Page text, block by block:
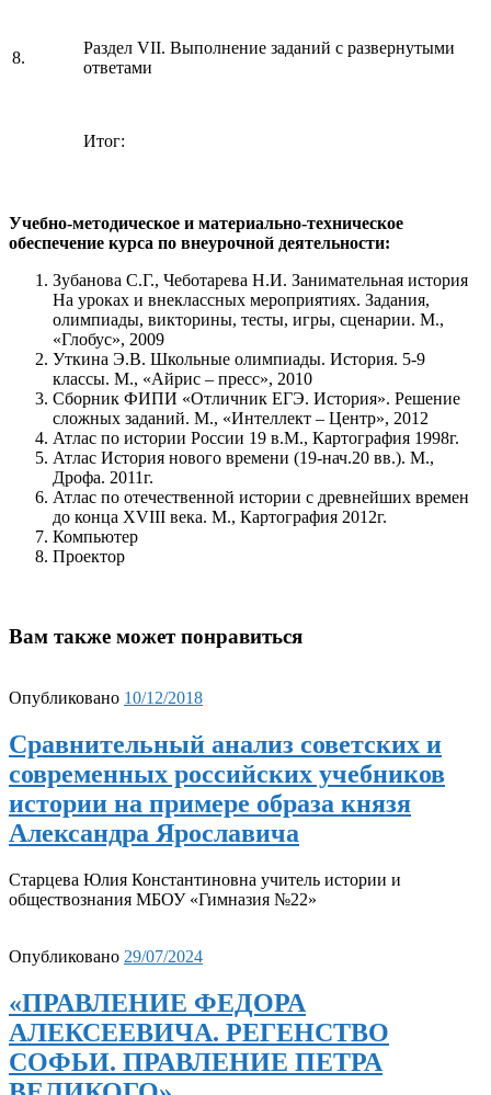
8.
Раздел VII. Выполнение заданий с развернутыми
ответами
Итог:
Учебно-методическое и материально-техническое
обеспечение курса по внеурочной деятельности:
Зубанова С.Г., Чеботарева Н.И. Занимательная история
На уроках и внеклассных мероприятиях. Задания,
олимпиады, викторины, тесты, игры, сценарии. М.,
«Глобус», 2009
Уткина Э.В. Школьные олимпиады. История. 5-9
классы. М., «Айрис – пресс», 2010
Сборник ФИПИ «Отличник ЕГЭ. История». Решение
сложных заданий. М., «Интеллект – Центр», 2012
Атлас по истории России 19 в.М., Картография 1998г.
Атлас История нового времени (19-нач.20 вв.). М.,
Дрофа. 2011г.
Атлас по отечественной истории с древнейших времен
до конца XVIII века. М., Картография 2012г.
Компьютер
Проектор
Вам также может понравиться
Опубликовано 10/12/2018
Сравнительный анализ советских и
современных российских учебников
истории на примере образа князя
Александра Ярославича
Старцева Юлия Константиновна учитель истории и
обществознания МБОУ «Гимназия №22»
Опубликовано 29/07/2024
«ПРАВЛЕНИЕ ФЕДОРА
АЛЕКСЕЕВИЧА. РЕГЕНСТВО
СОФЬИ. ПРАВЛЕНИЕ ПЕТРА